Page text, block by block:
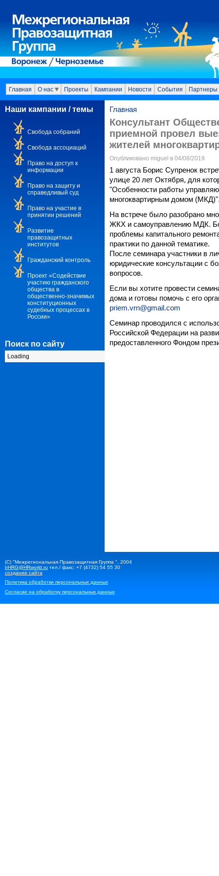
Главная О нас Проекты Кампании Новости События Партнеры
Наши кампании / темы
Свобода собраний
Свобода ассоциаций
Право на доступ к
информации
Право на защиту и
справедливый суд
Право на участие в
принятии решений
Развитие
правозащитных
институтов
Гражданский контроль
Проект «Содействие
участию гражданского
общества в
общественно-значимых
конституционных
судебных процессах в
России»
Поиск по сайту
Loading
Главная
Консультант
приемной провел
жителей
Опубликовано miguel в 04/08/2019
1 августа Борис Супренок
улице 20 лет Октября, для
"Особенности работы
многоквартирным домом
На встрече было разобрано
ЖКХ и самоуправлению МДК.
проблемы капитального
практики по данной тематике.
После семинара участники в
юридические консультации с
вопросов.
Если вы хотите провести
дома и готовы помочь с его
priem.vrn@gmail.com
Семинар проводился с
Российской Федерации на
предоставленного Фондом
(С) "Межрегиональная Правозащитная Группа ", 2004
IrHRG@HRworld.ru тел./ факс: +7 (4732) 54 55 30
создание сайта
Политика обработки персональных данных
Согласие на обработку персональных данных